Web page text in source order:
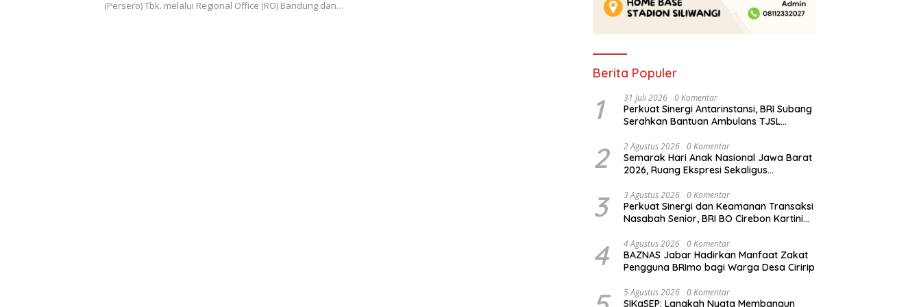
Mampu
(Persero) Tbk. melalui Regional Office (RO) Bandung dan…
Berita Populer
1 31 Juli 2026 0 Komentar
Perkuat Sinergi Antarinstansi, BRI Subang
Serahkan Bantuan Ambulans TJSL
Penunjang Kesehatan Masyarakat
2 2 Agustus 2026 0 Komentar
Semarak Hari Anak Nasional Jawa Barat
2026, Ruang Ekspresi Sekaligus
3 3 Agustus 2026 0 Komentar
Perkuat Sinergi dan Keamanan Transaksi
Nasabah Senior, BRI BO Cirebon Kartini
4 4 Agustus 2026 0 Komentar
BAZNAS Jabar Hadirkan Manfaat Zakat
Pengguna BRImo bagi Warga Desa Ciririp
5 Agustus 2026 0 Komentar
SIKaSEP: Langkah Nyata Membangun